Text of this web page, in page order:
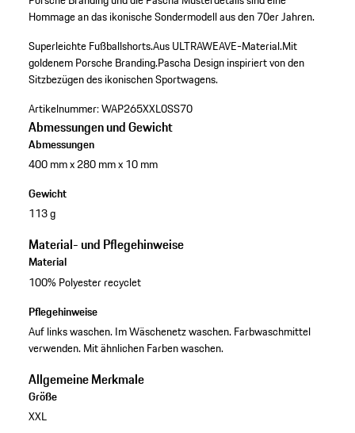
Hommage an das ikonische Sondermodell aus den 70er Jahren.
Superleichte Fußballshorts.Aus ULTRAWEAVE-Material.Mit
goldenem Porsche Branding.Pascha Design inspiriert von den
Sitzbezügen des ikonischen Sportwagens.
Artikelnummer:WAP265XXL0SS70
Abmessungen und Gewicht
Abmessungen
400 mm x 280 mm x 10 mm
Gewicht
113 g
Material- und Pflegehinweise
Material
100% Polyester recyclet
Pflegehinweise
Auf links waschen. Im Wäschenetz waschen. Farbwaschmittel
verwenden. Mit ähnlichen Farben waschen.
Allgemeine Merkmale
Größe
XXL